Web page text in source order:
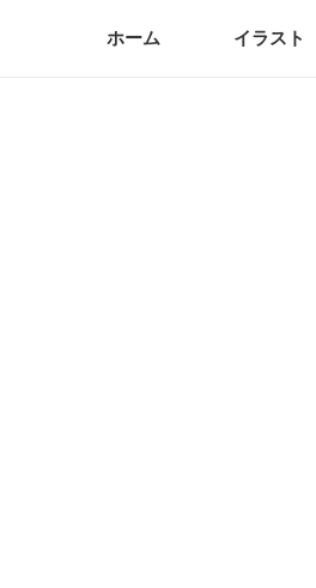
ホーム イラスト